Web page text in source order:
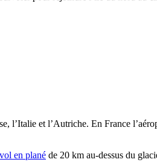
l’Italie et l’Autriche. En France
en plané de 20 km au-dessus du